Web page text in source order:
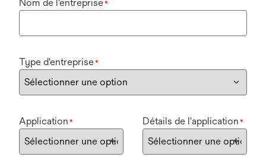
Nom de l'entreprise*
Type d'entreprise*
Application * Détails de l'application *